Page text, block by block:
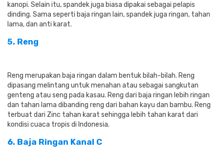
kanopi. Selain itu, spandek juga biasa dipakai sebagai pelapis
dinding. Sama seperti baja ringan lain, spandek juga ringan, tahan
lama, dan anti karat.
5. Reng
Reng merupakan baja ringan dalam bentuk bilah-bilah. Reng
dipasang melintang untuk menahan atau sebagai sangkutan
genteng atau seng pada kasau. Reng dari baja ringan lebih ringan
dan tahan lama dibanding reng dari bahan kayu dan bambu. Reng
terbuat dari Zinc tahan karat sehingga lebih tahan karat dari
kondisi cuaca tropis di Indonesia.
6. Baja Ringan Kanal C